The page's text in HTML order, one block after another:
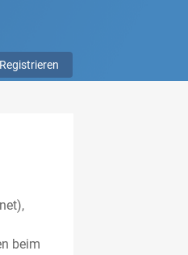
Registrieren
beim